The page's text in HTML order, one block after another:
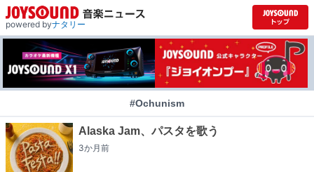
powered byナタリー
#Ochunism
Alaska Jam、パスタを歌う
3か月前